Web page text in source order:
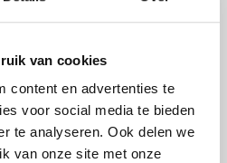
van cookies
content en advertenties te
voor social media te bieden
te analyseren. Ook delen we
van onze site met onze
op